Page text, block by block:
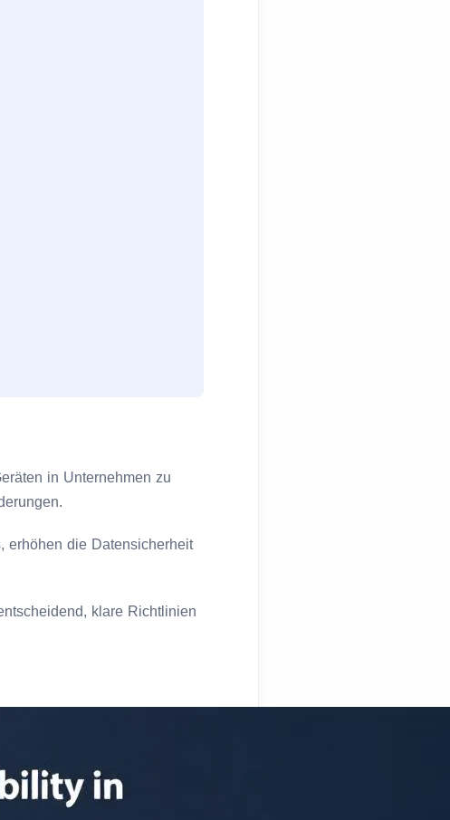
in Unternehmen zu
erhöhen die Datensicherheit
klare Richtlinien